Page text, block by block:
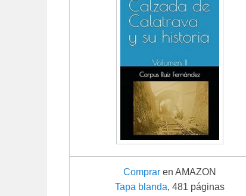
Comprar en AMAZON
Tapa blanda, 481 páginas